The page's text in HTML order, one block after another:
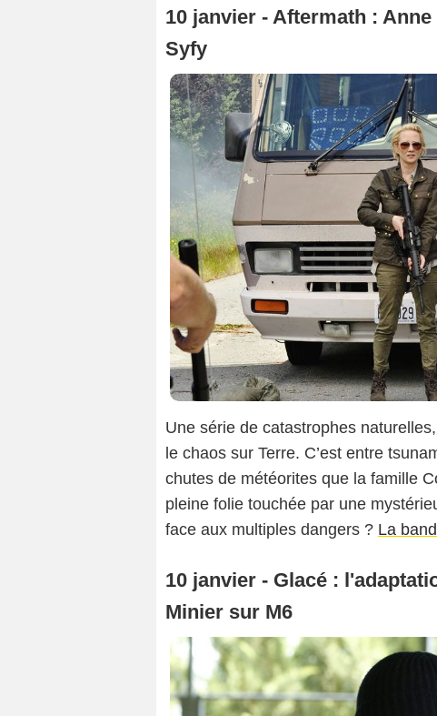
10 janvier - Aftermath :
Syfy
Une série de catastrophes
le chaos sur Terre. C’est entre
chutes de météorites que la famille
pleine folie touchée par une
face aux multiples dangers ? La
10 janvier - Glacé :
Minier sur M6